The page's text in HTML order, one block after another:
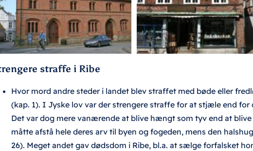
straffe i Ribe
Hvor mord andre steder i landet blev straffet med bøde eller
(kap. 1). I Jyske lov var der strengere straffe for at stjæle end for
Det var dog mere vanærende at blive hængt som tyv end at
måtte afstå hele deres arv til byen og fogeden, mens den
26). Meget andet gav dødsdom i Ribe, bl.a. at sælge forfalsket